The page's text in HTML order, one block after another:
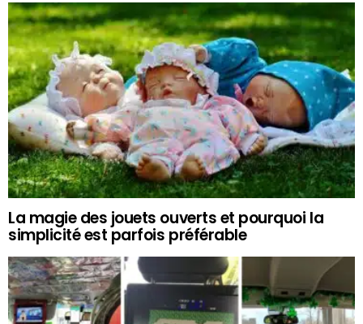
La magie des jouets ouverts et pourquoi la
simplicité est parfois préférable